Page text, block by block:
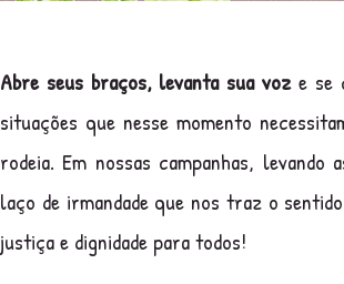
Abre seus braços, levanta sua voz e se
situações que nesse momento
rodeia. Em nossas campanhas,
laço de irmandade que nos traz o
justiça e dignidade para todos!